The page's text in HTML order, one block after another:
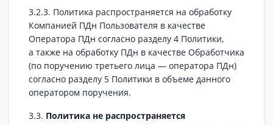
3.2.3. Политика распространяется на обработку
Компанией ПДн Пользователя в качестве
Оператора ПДн согласно разделу 4 Политики,
а также на обработку ПДн в качестве Обработчика
(по поручению третьего лица — оператора ПДн)
согласно разделу 5 Политики в объеме данного
оператором поручения.
3.3. Политика не распространяется